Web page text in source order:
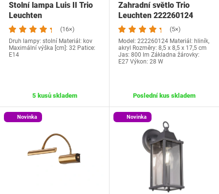
Stolní lampa Luis II Trio
Leuchten
(16×)
Druh lampy: stolní Materiál: kov
Maximální výška [cm]: 32 Patice:
E14
5 kusů skladem
Zahradní světlo Trio
Leuchten 222260124
(5×)
Model: 222260124 Materiál: hliník,
akryl Rozměry: 8,5 x 8,5 x 17,5 cm
Jas: 800 lm Základna žárovky:
E27 Výkon: 28 W
Poslední kus skladem
Novinka Novinka